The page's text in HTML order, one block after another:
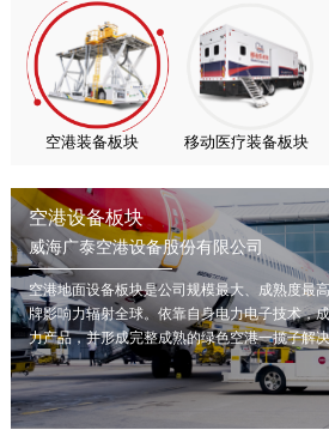
热烈庆祝中国共产党成立105
空港装备板块 移动医疗装备板块
空港设备板块
威海广泰空港设备股份有限公司
空港地面设备板块是公司规模最大、成熟度最
牌影响力辐射全球。依靠自身电力电子技术，
力产品，并形成完整成熟的绿色空港一揽子解
局面。